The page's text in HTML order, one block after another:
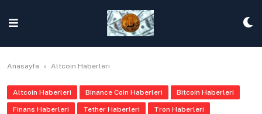
content
Anasayfa » Altcoin Haberleri
Altcoin Haberleri Binance Coin Haberleri Bitcoin Haberleri
Finans Haberleri Tether Haberleri Tron Haberleri